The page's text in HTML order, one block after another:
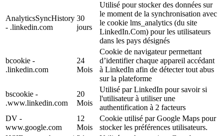
AnalyticsSyncHistory
- .linkedin.com
30
jours
Utilisé pour stocker des données sur
le moment de la synchronisation avec
le cookie lms_analytics (du site
LinkedIn.Com) pour les utilisateurs
dans les pays désignés
bcookie -
.linkedin.com
24
Mois
Cookie de navigateur permettant
d’identifier chaque appareil accédant
à LinkedIn afin de détecter tout abus
sur la plateforme
bscookie -
.www.linkedin.com
20
Mois
Utilisé par LinkedIn pour savoir si
l'utilisateur à utiliser une
authentification à 2 facteurs
DV -
www.google.com
12
Mois
Cookie utilisé par Google Maps pour
stocker les préférences utilisateurs.